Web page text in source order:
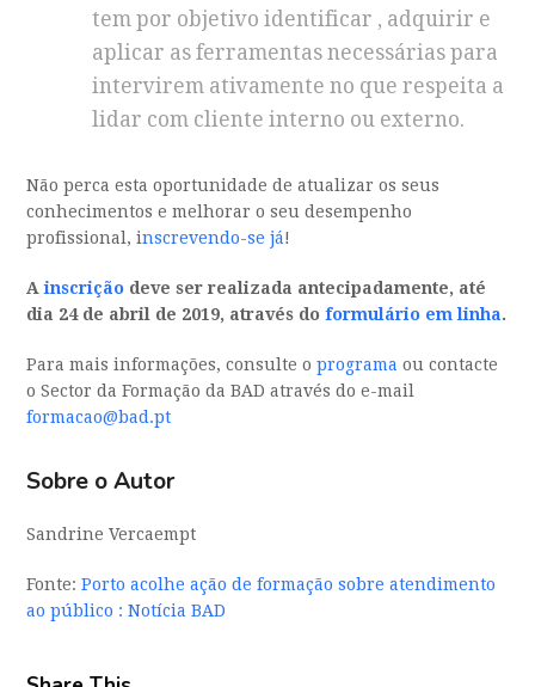
tem por objetivo identificar , adquirir e
aplicar as ferramentas necessárias para
intervirem ativamente no que respeita a
lidar com cliente interno ou externo.
Não perca esta oportunidade de atualizar os seus
conhecimentos e melhorar o seu desempenho
profissional, inscrevendo-se já!
Ainscrição deve ser realizada antecipadamente, até
dia 24 de abril de 2019, através doformulário em linha.
Para mais informações, consulte oprograma ou contacte
o Sector da Formação da BAD através do e-mail
formacao@bad.pt
Sobre o Autor
Sandrine Vercaempt
Fonte:Porto acolhe ação de formação sobre atendimento
ao público : Notícia BAD